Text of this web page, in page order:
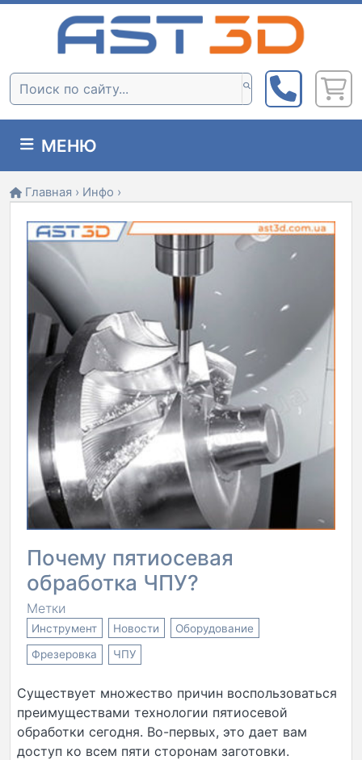
Skip
Поиск:
МЕНЮ
Главная › Инфо ›
Почему пятиосевая
обработка ЧПУ?
Метки
Инструмент Новости Оборудование
Фрезеровка ЧПУ
Существует множество причин воспользоваться
преимуществами технологии пятиосевой
обработки сегодня. Во-первых, это дает вам
доступ ко всем пяти сторонам заготовки.